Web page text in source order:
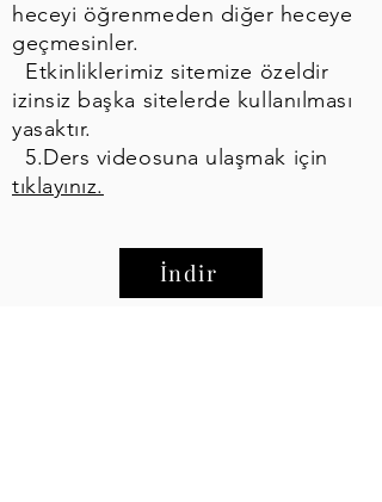
heceyi öğrenmeden diğer heceye
geçmesinler.
Etkinliklerimiz sitemize özeldir
izinsiz başka sitelerde kullanılması
yasaktır.
5.Ders videosuna ulaşmak için
tıklayınız.
İndir